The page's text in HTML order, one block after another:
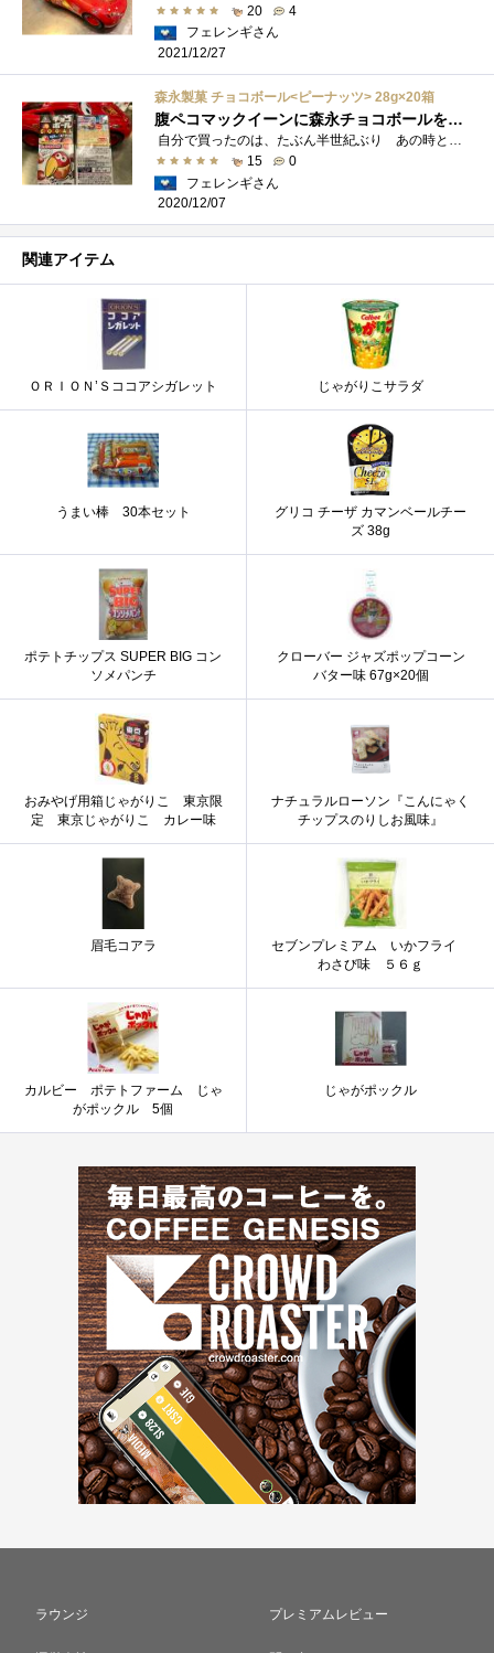
20
4
フェレンギさん
2021/12/27
森永製菓 チョコボール<ピーナッツ> 28g×20箱
腹ペコマックイーンに森永チョコボールを与えたよ
15
0
フェレンギさん
2020/12/07
関連アイテム
ＯＲＩＯＮ’Ｓココアシガレット じゃがりこサラダ
うまい棒 30本セット
グリコ チーザ カマンベールチー
ズ 38g
ポテトチップス SUPER BIG コン
ソメパンチ
クローバー ジャズポップコーン
バター味 67g×20個
おみやげ用箱じゃがりこ 東京限
定 東京じゃがりこ カレー味
ナチュラルローソン『こんにゃく
チップスのりしお風味』
眉毛コアラ
セブンプレミアム いかフライ
わさび味 ５６ｇ
カルビー ポテトファーム じゃ
がポックル 5個
じゃがポックル
ラウンジ プレミアムレビュー